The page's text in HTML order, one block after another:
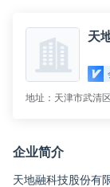
已签到 天
地址：天津市武清
企业简介
天地融科技股份有